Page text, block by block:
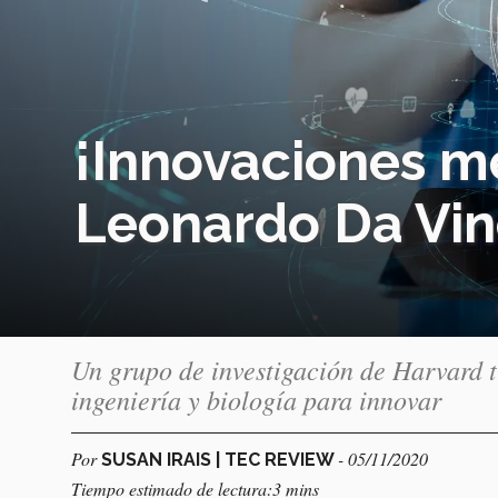
¡Innovaciones
Leonardo Da
Un grupo de investigación de
ingeniería y biología para innovar
PorSUSAN IRAIS | TEC REVIEW- 05/11/2020
Tiempo estimado de lectura:3 mins